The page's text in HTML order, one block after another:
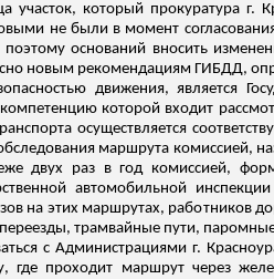
участок, который прокуратура
не были в момент
оснований вносить
новым рекомендациям ГИБДД,
движения, является
которой входит
осуществляется
маршрута комиссией,
двух раз в год комиссией,
автомобильной
на этих маршрутах, работников
переезды, трамвайные пути,
с Администрациями г.
проходит маршрут через